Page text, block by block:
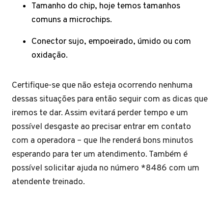
Tamanho do chip, hoje temos tamanhos
comuns a microchips.
Conector sujo, empoeirado, úmido ou com
oxidação.
Certifique-se que não esteja ocorrendo nenhuma
dessas situações para então seguir com as dicas que
iremos te dar. Assim evitará perder tempo e um
possível desgaste ao precisar entrar em contato
com a operadora – que lhe renderá bons minutos
esperando para ter um atendimento. Também é
possível solicitar ajuda no número *8486 com um
atendente treinado.